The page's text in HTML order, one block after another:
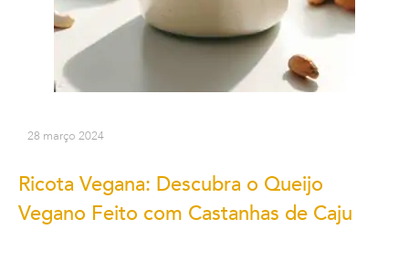
28 março 2024
Ricota Vegana: Descubra o Queijo
Vegano Feito com Castanhas de Caju